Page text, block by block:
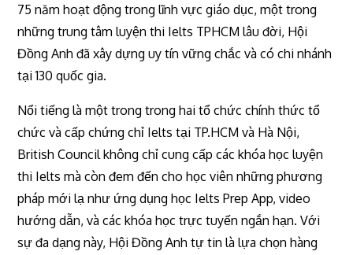
75 năm hoạt động trong lĩnh vực giáo dục, một trong
những trung tâm luyện thi Ielts TPHCM lâu đời, Hội
Đồng Anh đã xây dựng uy tín vững chắc và có chi nhánh
tại 130 quốc gia.
Nổi tiếng là một trong trong hai tổ chức chính thức tổ
chức và cấp chứng chỉ Ielts tại TP.HCM và Hà Nội,
British Council không chỉ cung cấp các khóa học luyện
thi Ielts mà còn đem đến cho học viên những phương
pháp mới lạ như ứng dụng học Ielts Prep App, video
hướng dẫn, và các khóa học trực tuyến ngắn hạn. Với
sự đa dạng này, Hội Đồng Anh tự tin là lựa chọn hàng